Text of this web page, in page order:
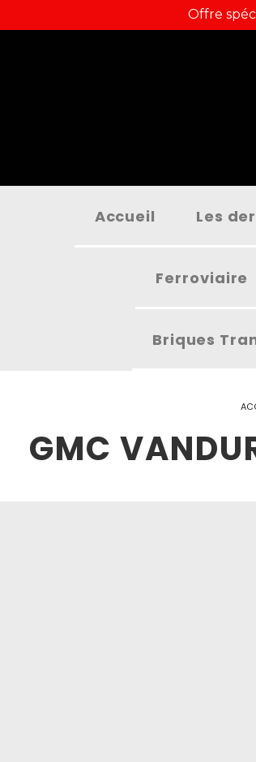
Offre
Accueil Les
Ferroviaire
Briques
GMC